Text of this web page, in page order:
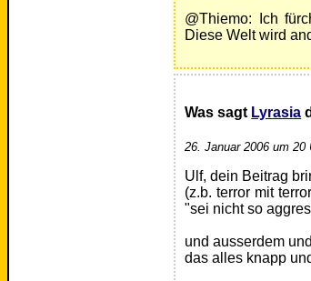
@Thiemo: Ich
Diese Welt wird
Was sagt Lyrasia
26. Januar 2006 um 20
Ulf, dein Beitrag
(z.b. terror mit
"sei nicht so
und ausserdem
das alles knapp